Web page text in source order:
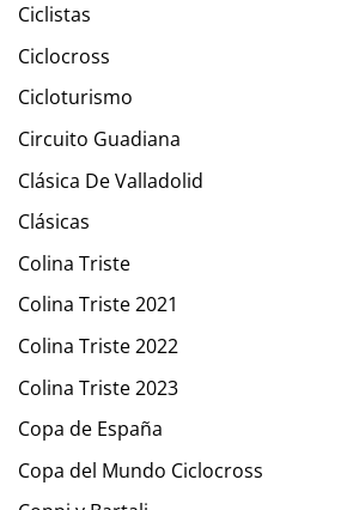
Ciclistas
Ciclocross
Cicloturismo
Circuito Guadiana
Clásica De Valladolid
Clásicas
Colina Triste
Colina Triste 2021
Colina Triste 2022
Colina Triste 2023
Copa de España
Copa del Mundo Ciclocross